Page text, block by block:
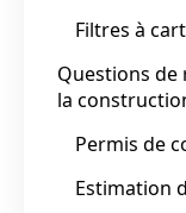
Filtres à
Questions
la
Permis de
Estimation